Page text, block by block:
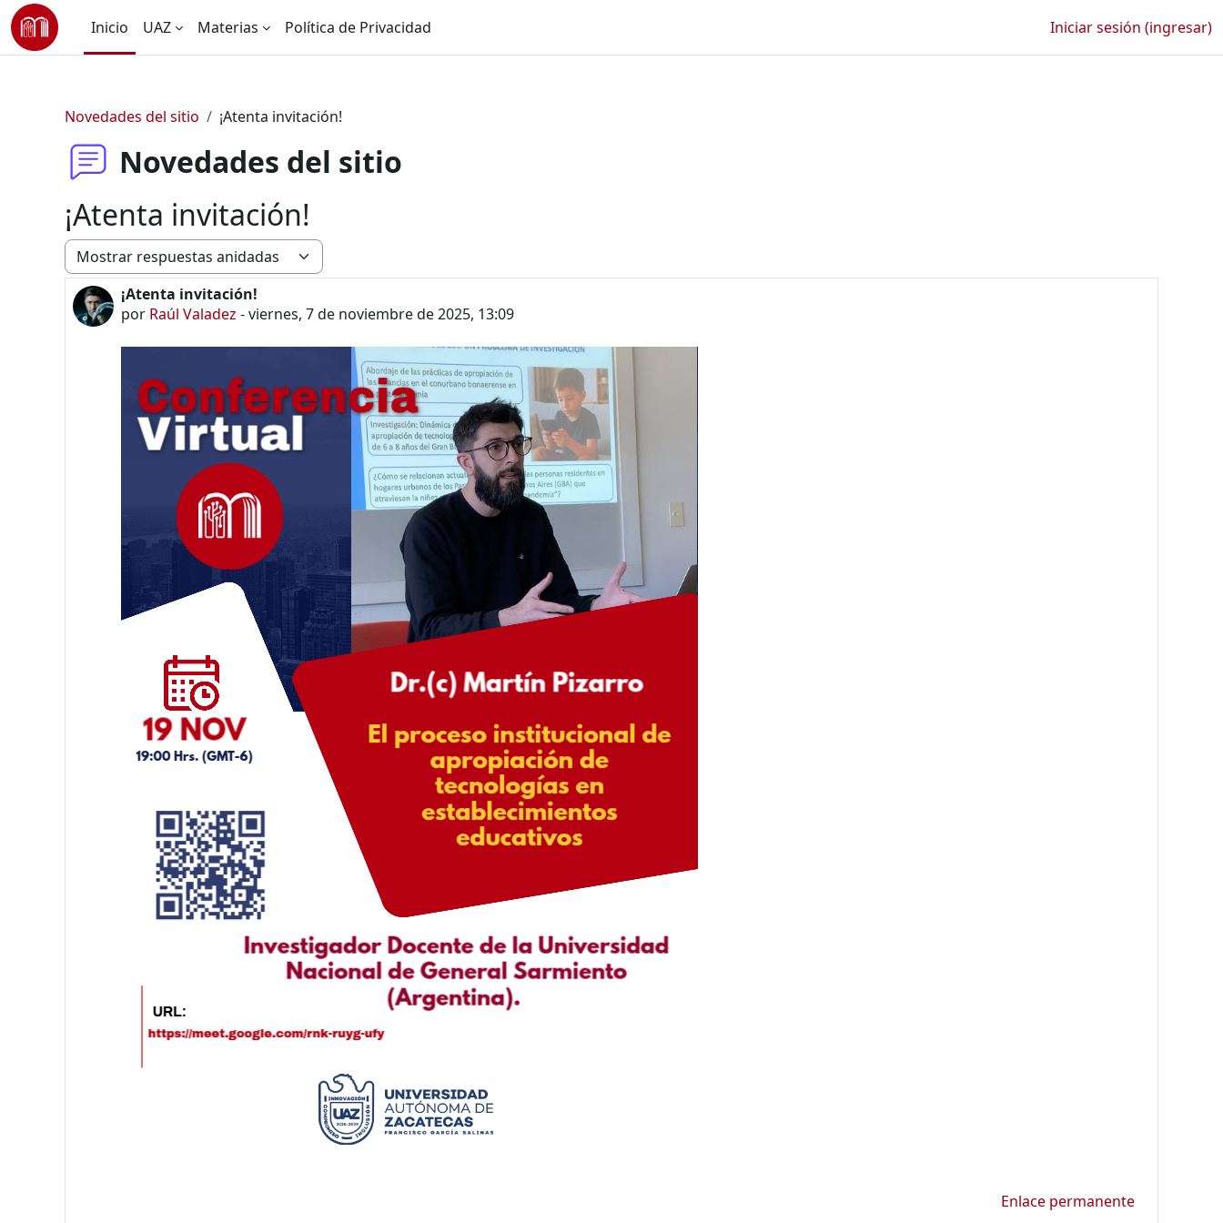
Saltar al contenido principal
Inicio
UAZ Materias Política de Privacidad Iniciar sesión (ingresar)
Novedades del sitio ¡Atenta invitación!
Novedades del sitio
¡Atenta invitación!
Modo de visualización
¡Atenta invitación!
por Raúl Valadez -viernes, 7 de noviembre de 2025, 13:09
Número de respuestas: 0
Enlace permanente